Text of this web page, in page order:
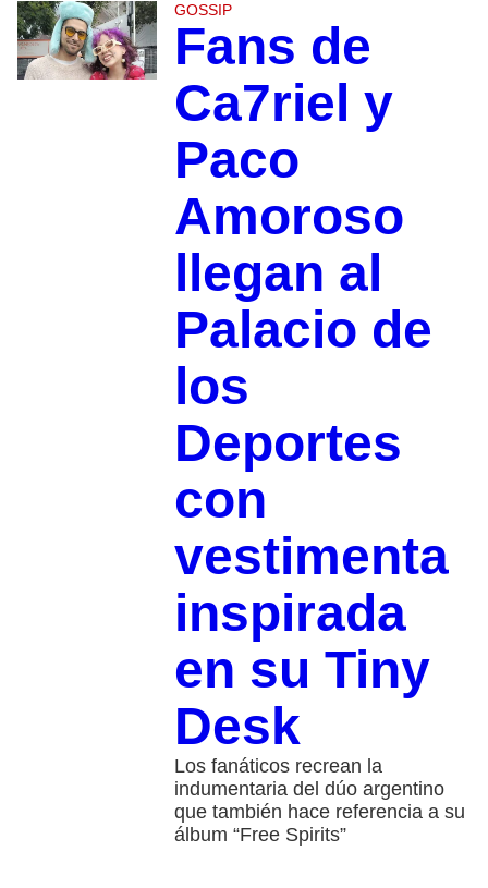
GOSSIP
Fans de
Ca7riel y
Paco
Amoroso
llegan al
Palacio de
los
Deportes
con
vestimenta
inspirada
en su Tiny
Desk
Los fanáticos recrean la
indumentaria del dúo argentino
que también hace referencia a su
álbum “Free Spirits”